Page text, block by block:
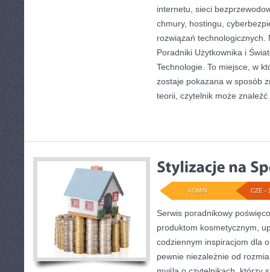
internetu, sieci
chmury, hostingu,
rozwiązań technologicznych.
Poradniki Użytkownika i
Technologie. To miejsce, w
zostaje pokazana w sposób
teorii, czytelnik może znaleźć
CZE -
ADMIN
Serwis poradnikowy
produktom kosmetycznym,
codziennym inspiracjom dla
pewnie niezależnie od